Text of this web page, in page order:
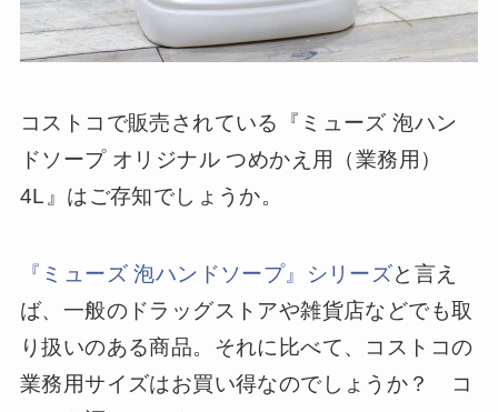
コストコで販売されている『ミューズ 泡ハン
ドソープ オリジナル つめかえ用（業務用）
4L』はご存知でしょうか。
『ミューズ 泡ハンドソープ』シリーズと言え
ば、一般のドラッグストアや雑貨店などでも取
り扱いのある商品。それに比べて、コストコの
業務用サイズはお買い得なのでしょうか？ コ